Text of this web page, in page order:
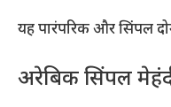
यह पारंपरिक और सिंपल
अरेबिक सिंपल